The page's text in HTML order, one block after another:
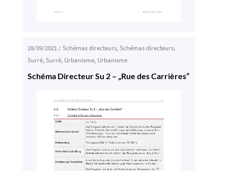
28/09/2021/Schémas directeurs,Schémas directeurs,
Surré,Surré, Urbanisme, Urbanisme
Schéma Directeur Su 2 – „Rue des Carrières“